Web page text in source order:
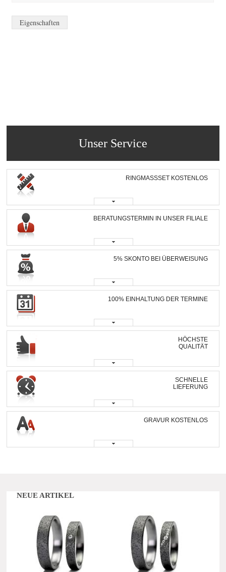
Eigenschaften
Unser Service
RINGMASSSET KOSTENLOS
BERATUNGSTERMIN IN UNSER FILIALE
5% SKONTO BEI ÜBERWEISUNG
100% EINHALTUNG DER TERMINE
HÖCHSTE
QUALITÄT
SCHNELLE
LIEFERUNG
GRAVUR KOSTENLOS
NEUE ARTIKEL